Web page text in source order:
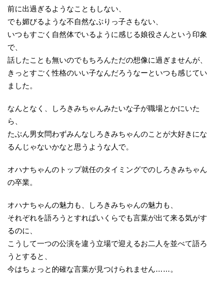
前に出過ぎるようなこともしない、
でも媚びるような不自然なぶりっ子さもない、
いつもすごく自然体でいるように感じる娘役さんという印象
で、
話したことも無いのでもちろんただの想像に過ぎませんが、
きっとすごく性格のいい子なんだろうなーといつも感じてい
ました。
なんとなく、しろきみちゃんみたいな子が職場とかにいた
ら、
たぶん男女問わずみんなしろきみちゃんのことが大好きにな
るんじゃないかなと思うような人で。
オハナちゃんのトップ就任のタイミングでのしろきみちゃん
の卒業。
オハナちゃんの魅力も、しろきみちゃんの魅力も、
それぞれを語ろうとすればいくらでも言葉が出て来る気がす
るのに、
こうして一つの公演を違う立場で迎えるお二人を並べて語ろ
うとすると、
今はちょっと的確な言葉が見つけられません……。